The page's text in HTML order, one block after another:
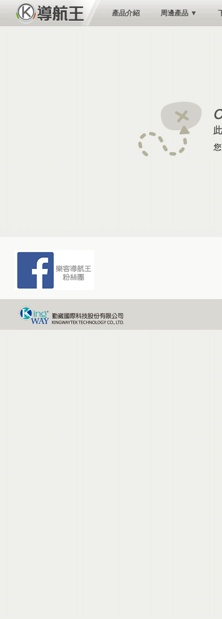
產品介紹 周邊產品 ▼